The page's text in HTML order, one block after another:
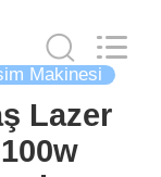
Makinesi
Lazer